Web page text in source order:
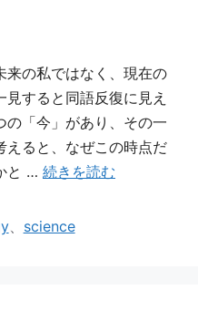
来の私ではなく、現在の
すると同語反復に見え
の「今」があり、その一
えると、なぜこの時点だ
と … 続きを読む
、 science